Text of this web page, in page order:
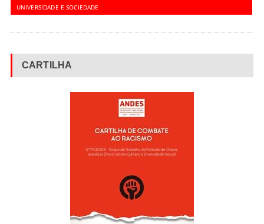
UNIVERSIDADE E SOCIEDADE
CARTILHA